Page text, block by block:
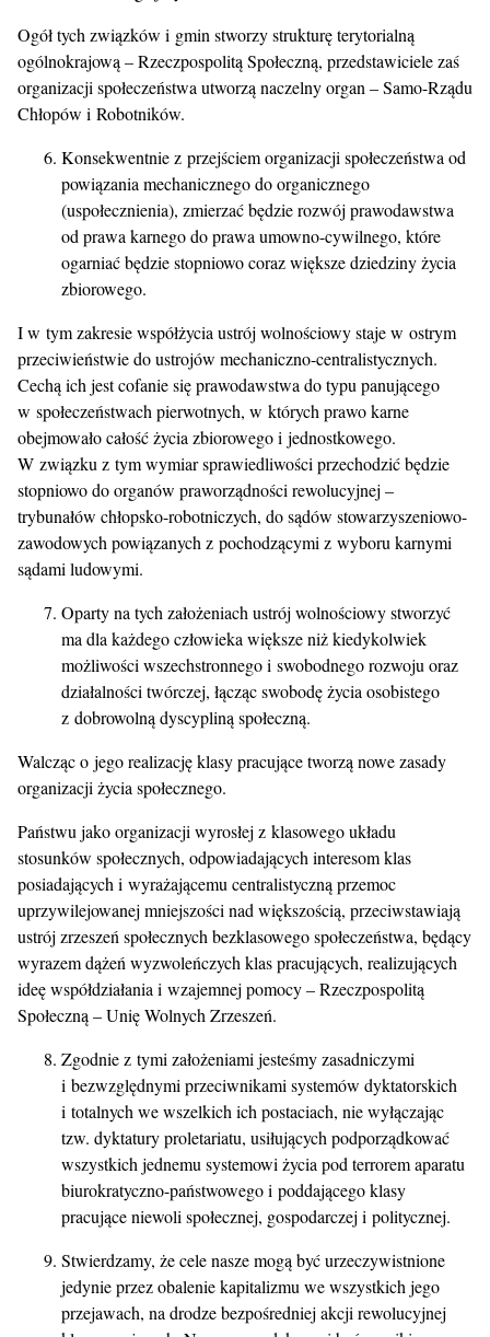
Ogół tych związków i gmin stworzy strukturę terytorialną
ogólnokrajową – Rzeczpospolitą Społeczną, przedstawiciele zaś
organizacji społeczeństwa utworzą naczelny organ – Samo-Rządu
Chłopów i Robotników.
Konsekwentnie z przejściem organizacji społeczeństwa od
powiązania mechanicznego do organicznego
(uspołecznienia), zmierzać będzie rozwój prawodawstwa
od prawa karnego do prawa umowno-cywilnego, które
ogarniać będzie stopniowo coraz większe dziedziny życia
zbiorowego.
I w tym zakresie współżycia ustrój wolnościowy staje w ostrym
przeciwieństwie do ustrojów mechaniczno-centralistycznych.
Cechą ich jest cofanie się prawodawstwa do typu panującego
w społeczeństwach pierwotnych, w których prawo karne
obejmowało całość życia zbiorowego i jednostkowego.
W związku z tym wymiar sprawiedliwości przechodzić będzie
stopniowo do organów praworządności rewolucyjnej –
trybunałów chłopsko-robotniczych, do sądów stowarzyszeniowo-
zawodowych powiązanych z pochodzącymi z wyboru karnymi
sądami ludowymi.
Oparty na tych założeniach ustrój wolnościowy stworzyć
ma dla każdego człowieka większe niż kiedykolwiek
możliwości wszechstronnego i swobodnego rozwoju oraz
działalności twórczej, łącząc swobodę życia osobistego
z dobrowolną dyscypliną społeczną.
Walcząc o jego realizację klasy pracujące tworzą nowe zasady
organizacji życia społecznego.
Państwu jako organizacji wyrosłej z klasowego układu
stosunków społecznych, odpowiadających interesom klas
posiadających i wyrażającemu centralistyczną przemoc
uprzywilejowanej mniejszości nad większością, przeciwstawiają
ustrój zrzeszeń społecznych bezklasowego społeczeństwa, będący
wyrazem dążeń wyzwoleńczych klas pracujących, realizujących
ideę współdziałania i wzajemnej pomocy – Rzeczpospolitą
Społeczną – Unię Wolnych Zrzeszeń.
Zgodnie z tymi założeniami jesteśmy zasadniczymi
i bezwzględnymi przeciwnikami systemów dyktatorskich
i totalnych we wszelkich ich postaciach, nie wyłączając
tzw. dyktatury proletariatu, usiłujących podporządkować
wszystkich jednemu systemowi życia pod terrorem aparatu
biurokratyczno-państwowego i poddającego klasy
pracujące niewoli społecznej, gospodarczej i politycznej.
Stwierdzamy, że cele nasze mogą być urzeczywistnione
jedynie przez obalenie kapitalizmu we wszystkich jego
przejawach, na drodze bezpośredniej akcji rewolucyjnej